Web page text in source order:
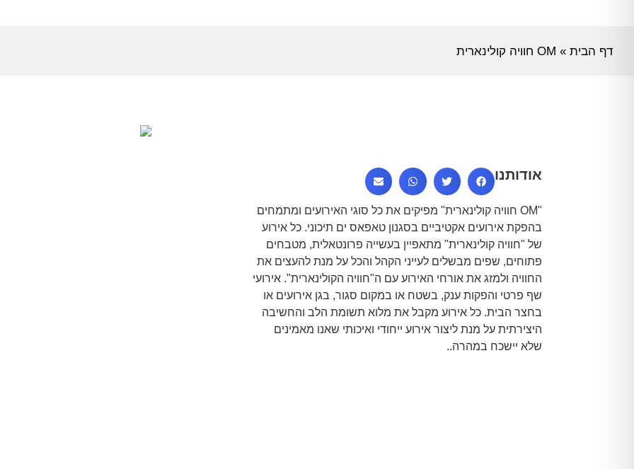
דף הבית » OM חוויה קולינארית
אודותנו
"OM חוויה קולינארית" מפיקים את כל סוגי האירועים ומתמחים
בהפקת אירועים אקטיביים בסגנון טאפאס ים תיכוני. כל אירוע
של "חוויה קולינארית" מתאפיין בעשייה פרונטאלית, מטבחים
פתוחים, שפים מבשלים לעייני הקהל והכל על מנת להעצים את
החוויה ולמזג את אורחי האירוע עם ה"חוויה הקולינארית". אירועי
שף פרטי והפקות ענק, בשטח או במקום סגור, בגן אירועים או
בחצר הבית. כל אירוע מקבל את מלוא תשומת הלב והחשיבה
היצירתית על מנת ליצור אירוע ייחודי ואיכותי שאנו מאמינים
שלא יישכח במהרה..